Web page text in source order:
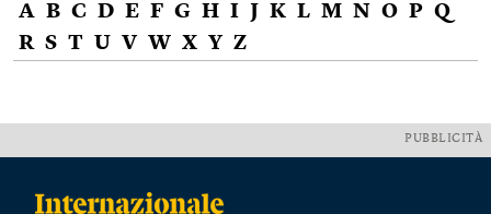
A B C D E F G H I J K L M N O P Q
R S T U V W X Y Z
PUBBLICITÀ